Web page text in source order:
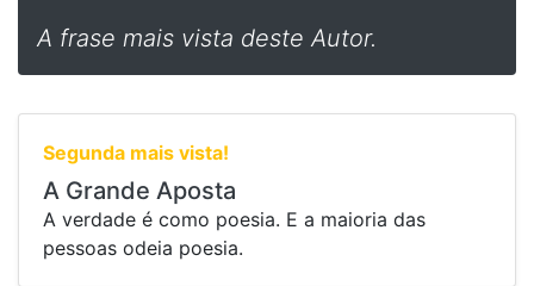
A frase mais vista deste Autor.
Segunda mais vista!
A Grande Aposta
A verdade é como poesia. E a maioria das
pessoas odeia poesia.